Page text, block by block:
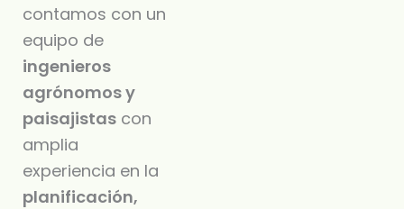
contamos con un
equipo de
ingenieros
agrónomos y
paisajistas con
amplia
experiencia en la
planificación,